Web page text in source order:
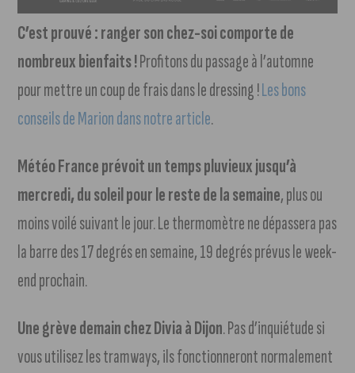
C’est prouvé : ranger son chez-soi comporte de
nombreux bienfaits !Profitons du passage à l’automne
pour mettre un coup de frais dans le dressing !Les bons
conseils de Marion dans notre article.
Météo France prévoit un temps pluvieux jusqu’à
mercredi, du soleil pour le reste de la semaine, plus ou
moins voilé suivant le jour. Le thermomètre ne dépassera pas
la barre des 17 degrés en semaine, 19 degrés prévus le week-
end prochain.
Une grève demain chez Divia à Dijon. Pas d’inquiétude si
vous utilisez les tramways, ils fonctionneront normalement